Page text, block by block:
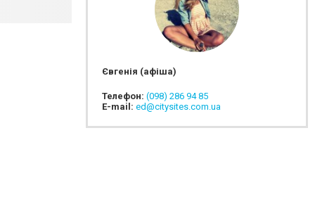
Євгенія (афіша)
Телефон: (098) 286 94 85
E-mail: ed@citysites.com.ua